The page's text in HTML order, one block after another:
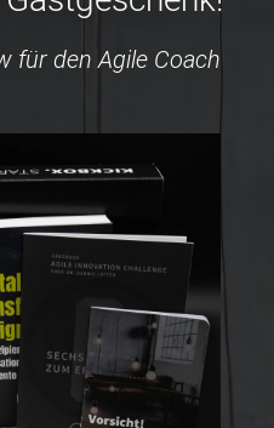
für den Agile Coach